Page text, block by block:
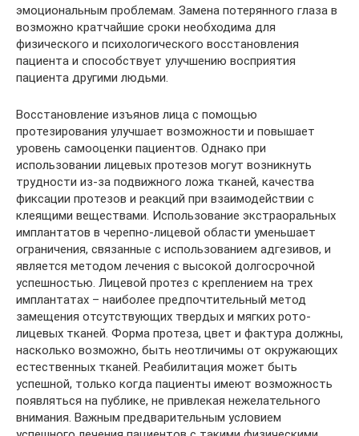
эмоциональным проблемам. Замена потерянного глаза в
возможно кратчайшие сроки необходима для
физического и психологического восстановления
пациента и способствует улучшению восприятия
пациента другими людьми.
Восстановление изъянов лица с помощью
протезирования улучшает возможности и повышает
уровень самооценки пациентов. Однако при
использовании лицевых протезов могут возникнуть
трудности из-за подвижного ложа тканей, качества
фиксации протезов и реакций при взаимодействии с
клеящими веществами. Использование экстраоральных
имплантатов в черепно-лицевой области уменьшает
ограничения, связанные с использованием адгезивов, и
является методом лечения с высокой долгосрочной
успешностью. Лицевой протез с креплением на трех
имплантатах – наиболее предпочтительный метод
замещения отсутствующих твердых и мягких рото-
лицевых тканей. Форма протеза, цвет и фактура должны,
насколько возможно, быть неотличимы от окружающих
естественных тканей. Реабилитация может быть
успешной, только когда пациенты имеют возможность
появляться на публике, не привлекая нежелательного
внимания. Важным предварительным условием